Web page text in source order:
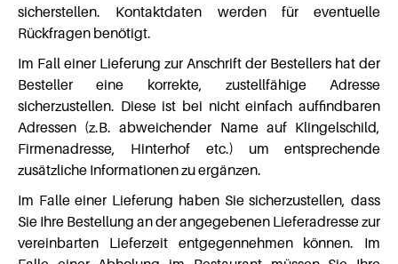
sicherstellen. Kontaktdaten werden für eventuelle
Rückfragen benötigt.
Im Fall einer Lieferung zur Anschrift der Bestellers hat der
Besteller eine korrekte, zustellfähige Adresse
sicherzustellen. Diese ist bei nicht einfach auffindbaren
Adressen (z.B. abweichender Name auf Klingelschild,
Firmenadresse, Hinterhof etc.) um entsprechende
zusätzliche Informationen zu ergänzen.
Im Falle einer Lieferung haben Sie sicherzustellen, dass
Sie Ihre Bestellung an der angegebenen Lieferadresse zur
vereinbarten Lieferzeit entgegennehmen können. Im